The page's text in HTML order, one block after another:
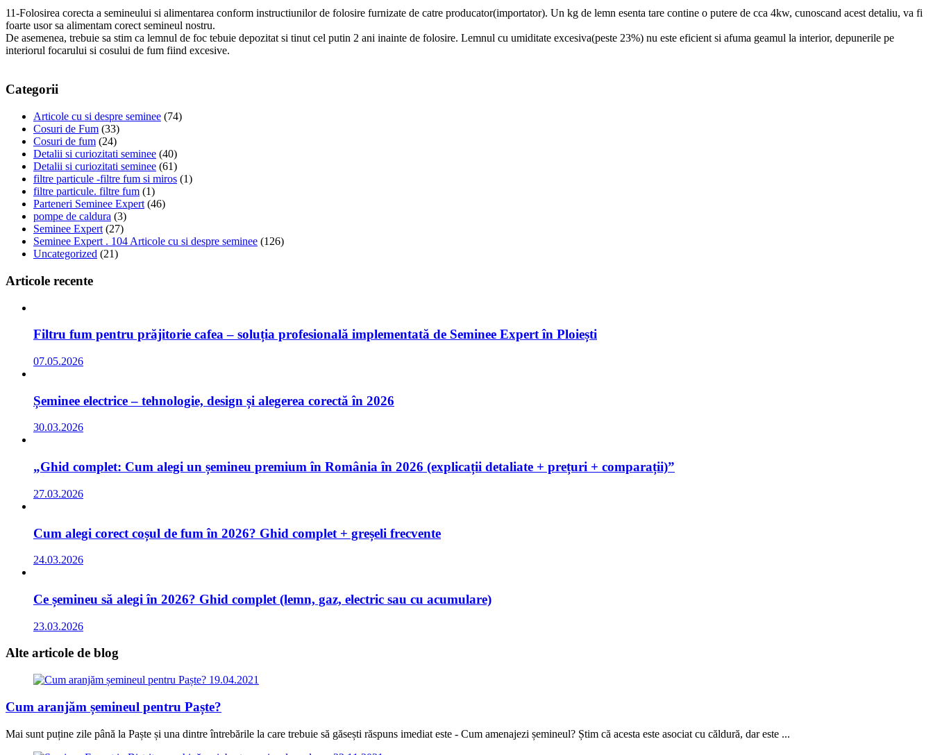
11-Folosirea corecta a semineului si alimentarea conform instructiunilor de folosire furnizate de catre producator(importator). Un kg de lemn esenta tare contine o putere de cca 4kw, cunoscand acest detaliu, va fi
foarte usor sa alimentam corect semineul nostru.
De asemenea, trebuie sa stim ca lemnul de foc tebuie depozitat si tinut cel putin 2 ani inainte de folosire. Lemnul cu umiditate excesiva(peste 23%) nu este eficient si afuma geamul la interior, depunerile pe
interiorul focarului si cosului de fum fiind excesive.
Categorii
Articole cu si despre seminee (74)
Cosuri de Fum (33)
Cosuri de fum (24)
Detalii si curiozitati seminee (40)
Detalii si curiozitati seminee (61)
filtre particule -filtre fum si miros (1)
filtre particule. filtre fum (1)
Parteneri Seminee Expert (46)
pompe de caldura (3)
Seminee Expert (27)
Seminee Expert . 104 Articole cu si despre seminee (126)
Uncategorized (21)
Articole recente
Filtru fum pentru prăjitorie cafea – soluția profesională implementată de Seminee Expert în Ploiești
07.05.2026
Șeminee electrice – tehnologie, design și alegerea corectă în 2026
30.03.2026
„Ghid complet: Cum alegi un șemineu premium în România în 2026 (explicații detaliate + prețuri + comparații)”
27.03.2026
Cum alegi corect coșul de fum în 2026? Ghid complet + greșeli frecvente
24.03.2026
Ce șemineu să alegi în 2026? Ghid complet (lemn, gaz, electric sau cu acumulare)
23.03.2026
Alte articole de blog
19.04.2021
Cum aranjăm șemineul pentru Paște?
Mai sunt puține zile până la Paște și una dintre întrebările la care trebuie să găsești răspuns imediat este - Cum amenajezi șemineul? Știm că acesta este asociat cu căldură, dar este ...